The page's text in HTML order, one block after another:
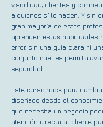
visibilidad, clientes y
a quienes sí lo hacen. Y sin
gran mayoría de estos
aprenden estas habilidades
error, sin una guía clara ni
conjunto que les permita
seguridad.
Este curso nace para
diseñado desde el
que necesita un negocio
atención directa al cliente